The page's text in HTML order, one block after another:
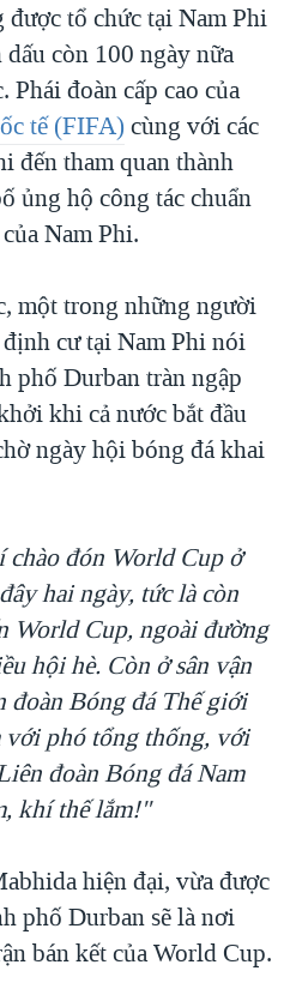
tổ chức tại Nam Phi
còn 100 ngày nữa
Phái đoàn cấp cao của
tế (FIFA) cùng với các
đến tham quan thành
ủng hộ công tác chuẩn
Nam Phi.
một trong những người
cư tại Nam Phi nói
phố Durban tràn ngập
khi cả nước bắt đầu
ngày hội bóng đá khai
đón World Cup ở
hai ngày, tức là còn
World Cup, ngoài đường
hội hè. Còn ở sân vận
Bóng đá Thế giới
với phó tổng thống, với
đoàn Bóng đá Nam
khí thế lắm!"
hiện đại, vừa được
phố Durban sẽ là nơi
bán kết của World Cup.